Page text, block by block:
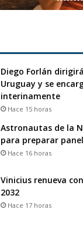
Diego Forlán
Uruguay y se
interinamente
Hace 15 horas
Astronautas de la
para preparar
Hace 16 horas
Vinicius renueva
2032
Hace 17 horas